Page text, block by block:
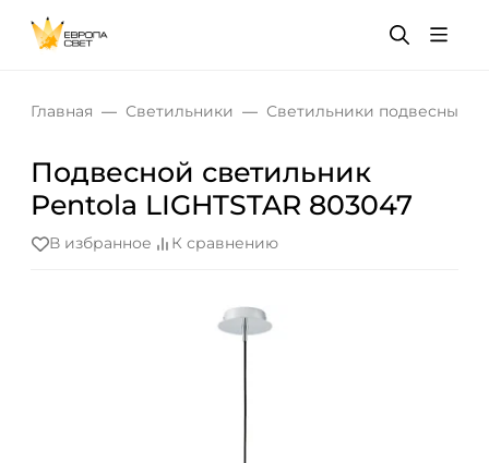
Главная Светильники Светильники подвесные
Подвесной светильник
Pentola LIGHTSTAR 803047
В избранное К сравнению